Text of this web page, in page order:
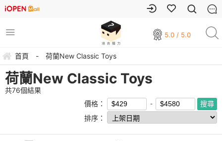
5.0 / 5.0
首頁 - 荷蘭New Classic Toys
荷蘭New Classic Toys
共76個結果
價格：
排序：